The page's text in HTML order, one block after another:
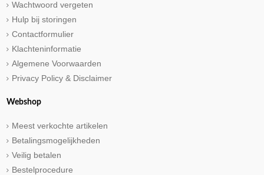
Wachtwoord vergeten
Hulp bij storingen
Contactformulier
Klachteninformatie
Algemene Voorwaarden
Privacy Policy & Disclaimer
Webshop
Meest verkochte artikelen
Betalingsmogelijkheden
Veilig betalen
Bestelprocedure